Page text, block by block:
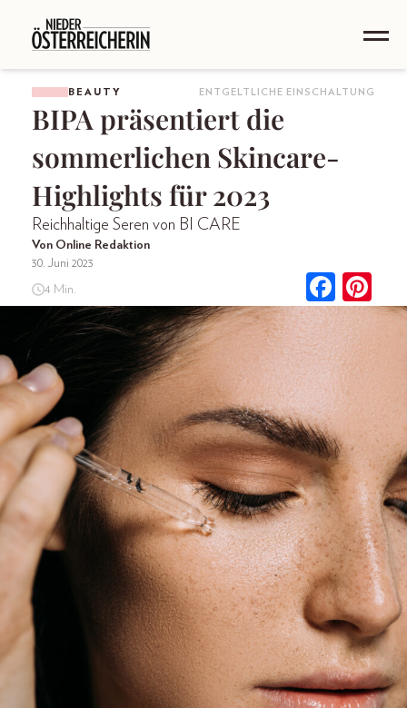
BEAUTY ENTGELTLICHE EINSCHALTUNG
BIPA präsentiert die
sommerlichen Skincare-
Highlights für 2023
Reichhaltige Seren von BI CARE
Von Online Redaktion
30. Juni 2023
4 Min.